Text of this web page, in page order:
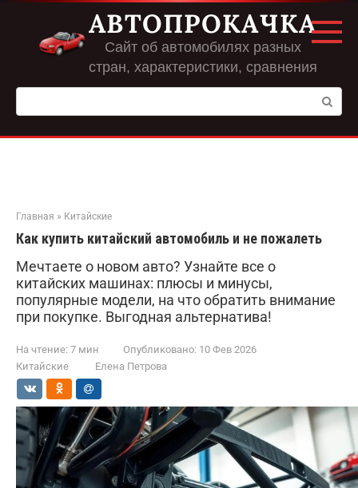
Перейти
контенту
АВТОПРОКАЧКА
Сайт об автомобилях разных
стран, характеристики, сравнения
Поиск:
Главная » Китайские
Как купить китайский автомобиль и не пожалеть
Мечтаете о новом авто? Узнайте все о
китайских машинах: плюсы и минусы,
популярные модели, на что обратить внимание
при покупке. Выгодная альтернатива!
На чтение: 7 мин Опубликовано: 10 Фев 2026
Китайские
Елена Петрова